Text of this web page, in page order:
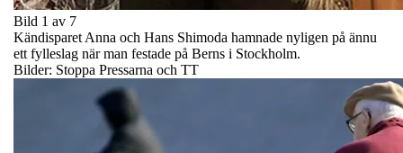
Bild 1 av 7
Kändisparet Anna och Hans Shimoda hamnade nyligen på ännu
ett fylleslag när man festade på Berns i Stockholm.
Bilder: Stoppa Pressarna och TT